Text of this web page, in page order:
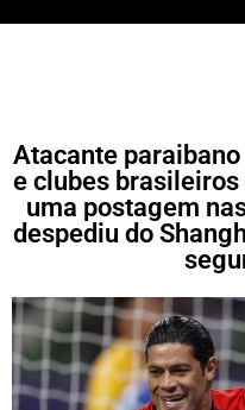
Atacante
e clubes
uma postagem
despediu do